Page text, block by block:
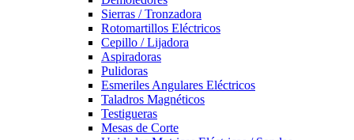
Sierras / Tronzadora
Rotomartillos Eléctricos
Cepillo / Lijadora
Aspiradoras
Pulidoras
Esmeriles Angulares Eléctricos
Taladros Magnéticos
Testigueras
Mesas de Corte